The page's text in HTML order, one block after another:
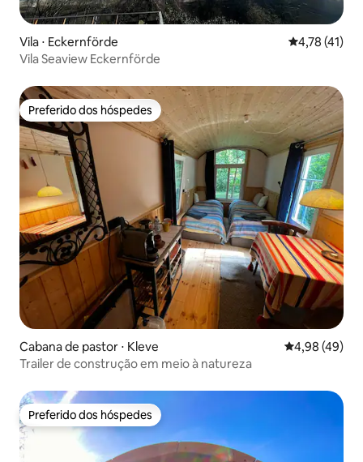
Vila ⋅ Eckernförde 4,78 de uma
4,78 (41)
Vila Seaview Eckernförde
Preferido dos hóspedes
Preferido dos hóspedes
Cabana de pastor ⋅ Kleve 4,98 de uma
4,98 (49)
Trailer de construção em meio à natureza
Preferido dos hóspedes
Preferido dos hóspedes